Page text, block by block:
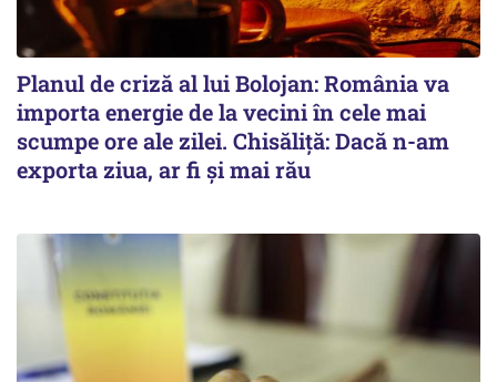
Planul de criză al lui Bolojan: România va
importa energie de la vecini în cele mai
scumpe ore ale zilei. Chisăliță: Dacă n-am
exporta ziua, ar fi și mai rău